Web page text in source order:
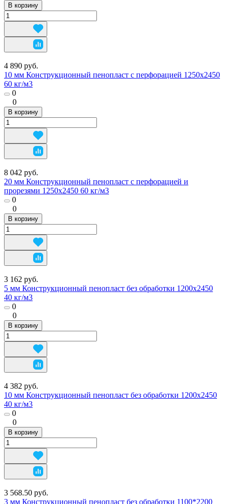
В корзину
4 890 руб.
10 мм Конструкционный пенопласт с перфорацией 1250х2450
60 кг/м3
0
0
В корзину
8 042 руб.
20 мм Конструкционный пенопласт с перфорацией и
прорезями 1250х2450 60 кг/м3
0
0
В корзину
3 162 руб.
5 мм Конструкционный пенопласт без обработки 1200х2450
40 кг/м3
0
0
В корзину
4 382 руб.
10 мм Конструкционный пенопласт без обработки 1200х2450
40 кг/м3
0
0
В корзину
3 568.50 руб.
3 мм Конструкционный пенопласт без обработки 1100*2200